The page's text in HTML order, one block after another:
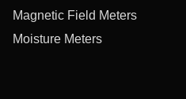
Magnetic Field Meters
Moisture Meters